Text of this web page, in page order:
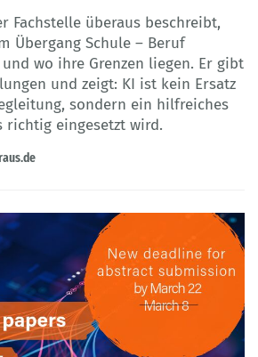
Fachstelle überaus beschreibt,
Übergang Schule – Beruf
wo ihre Grenzen liegen. Er gibt
und zeigt: KI ist kein Ersatz
sondern ein hilfreiches
richtig eingesetzt wird.